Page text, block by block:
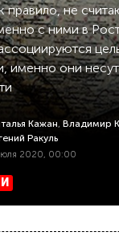
правило, не
с ними в
именно они
Кажан, Владимир
Ракуль
2020, 00:00